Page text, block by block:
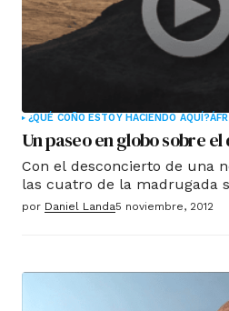
¿QUÉ COÑO ESTOY HACIENDO AQUÍ?
Un paseo en globo sobre
Con el desconcierto de una
las cuatro de la madrugada
Habíamos quedado con los
por Daniel Landa5 noviembre, 2012